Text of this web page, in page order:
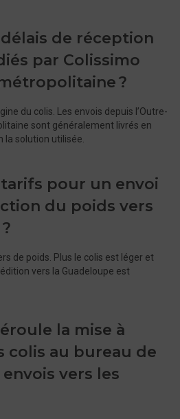
de réception
par Colissimo
?
du colis. Les envois depuis l’Outre-
sont généralement livrés en
la solution utilisée.
pour un envoi
du poids vers
de poids. Plus le colis est léger et
vers la Guadeloupe est
la mise à
colis au bureau de
vers les